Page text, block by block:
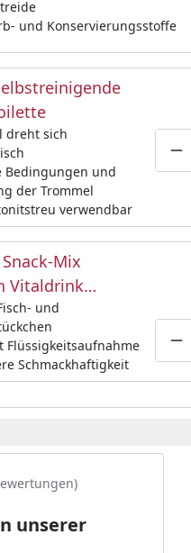
und Konservierungsstoffe
dreht sich
Bedingungen und
der Trommel
verwendbar
Mix
Vitaldrink
Doseund
Flüssigkeitsaufnahme
Schmackhaftigkeit
unserer